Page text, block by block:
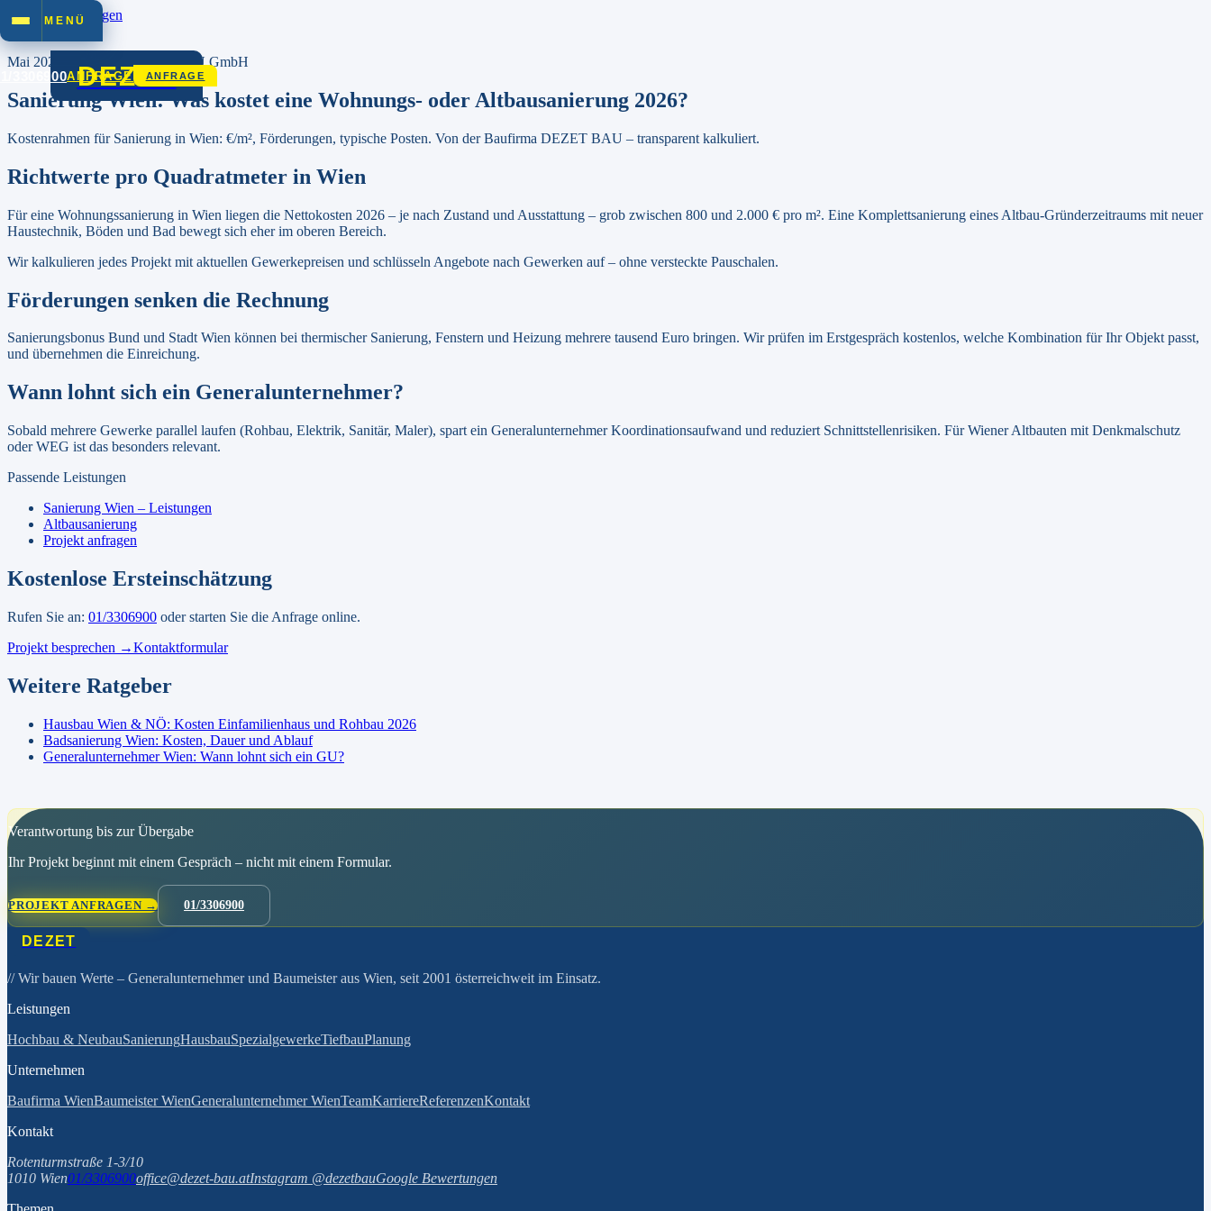
Zum Inhalt springen
MENÜ
DEZET
3306900ANFRAGE ANFRAGE
Mai 2026
Min. · DEZET BAU GmbH
Sanierung Wien: Was kostet eine Wohnungs- oder Altbausanierung 2026?
Kostenrahmen für Sanierung in Wien: €/m², Förderungen, typische Posten. Von der Baufirma DEZET BAU – transparent kalkuliert.
Richtwerte pro Quadratmeter in Wien
Für eine Wohnungssanierung in Wien liegen die Nettokosten 2026 – je nach Zustand und Ausstattung – grob zwischen 800 und 2.000 € pro m². Eine Komplettsanierung eines Altbau-Gründerzeitraums mit neuer
Haustechnik, Böden und Bad bewegt sich eher im oberen Bereich.
Wir kalkulieren jedes Projekt mit aktuellen Gewerkepreisen und schlüsseln Angebote nach Gewerken auf – ohne versteckte Pauschalen.
Förderungen senken die Rechnung
Sanierungsbonus Bund und Stadt Wien können bei thermischer Sanierung, Fenstern und Heizung mehrere tausend Euro bringen. Wir prüfen im Erstgespräch kostenlos, welche Kombination für Ihr Objekt passt,
und übernehmen die Einreichung.
Wann lohnt sich ein Generalunternehmer?
Sobald mehrere Gewerke parallel laufen (Rohbau, Elektrik, Sanitär, Maler), spart ein Generalunternehmer Koordinationsaufwand und reduziert Schnittstellenrisiken. Für Wiener Altbauten mit Denkmalschutz
oder WEG ist das besonders relevant.
Passende Leistungen
Sanierung Wien – Leistungen
Altbausanierung
Projekt anfragen
Kostenlose Ersteinschätzung
Rufen Sie an: 01/3306900 oder starten Sie die Anfrage online.
Projekt besprechen →Kontaktformular
Weitere Ratgeber
Hausbau Wien & NÖ: Kosten Einfamilienhaus und Rohbau 2026
Badsanierung Wien: Kosten, Dauer und Ablauf
Generalunternehmer Wien: Wann lohnt sich ein GU?
Verantwortung bis zur Übergabe
Ihr Projekt beginnt mit einem Gespräch – nicht mit einem Formular.
PROJEKT ANFRAGEN → 01/3306900
DEZET
// Wir bauen Werte – Generalunternehmer und Baumeister aus Wien, seit 2001 österreichweit im Einsatz.
Leistungen
Hochbau & NeubauSanierungHausbauSpezialgewerkeTiefbauPlanung
Unternehmen
Baufirma WienBaumeister WienGeneralunternehmer WienTeamKarriereReferenzenKontakt
Kontakt
Rotenturmstraße 1-3/10
1010 Wien01/3306900office@dezet-bau.atInstagram @dezetbauGoogle Bewertungen